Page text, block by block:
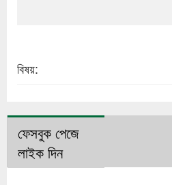
বিষয়:
ফেসবুক পেজে
লাইক দিন